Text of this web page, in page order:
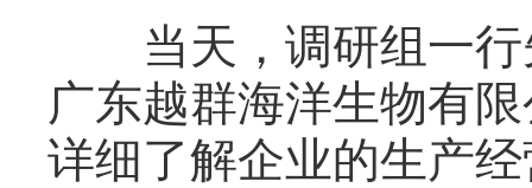
当天，调研组一行
广东越群海洋生物有
详细了解企业的生产